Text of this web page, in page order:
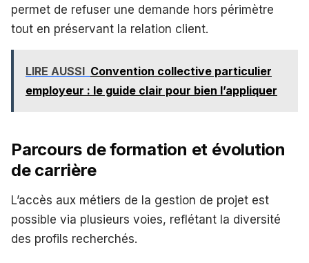
permet de refuser une demande hors périmètre
tout en préservant la relation client.
LIRE AUSSI Convention collective particulier
employeur : le guide clair pour bien l’appliquer
Parcours de formation et évolution
de carrière
L’accès aux métiers de la gestion de projet est
possible via plusieurs voies, reflétant la diversité
des profils recherchés.